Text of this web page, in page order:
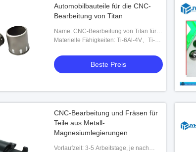
Automobilbauteile für die CNC-
Bearbeitung von Titan
Name: CNC-Bearbeitung von Titan für
Automobilteile
Materielle Fähigkeiten: Ti-6Al-4V、Ti-
3、Ti-1023、BT9、BT20、IMI829、
IMI834 oder anpassbar
Beste Preis
CNC-Bearbeitung und Fräsen für
Teile aus Metall-
Magnesiumlegierungen
Vorlaufzeit: 3-5 Arbeitstage, je nach